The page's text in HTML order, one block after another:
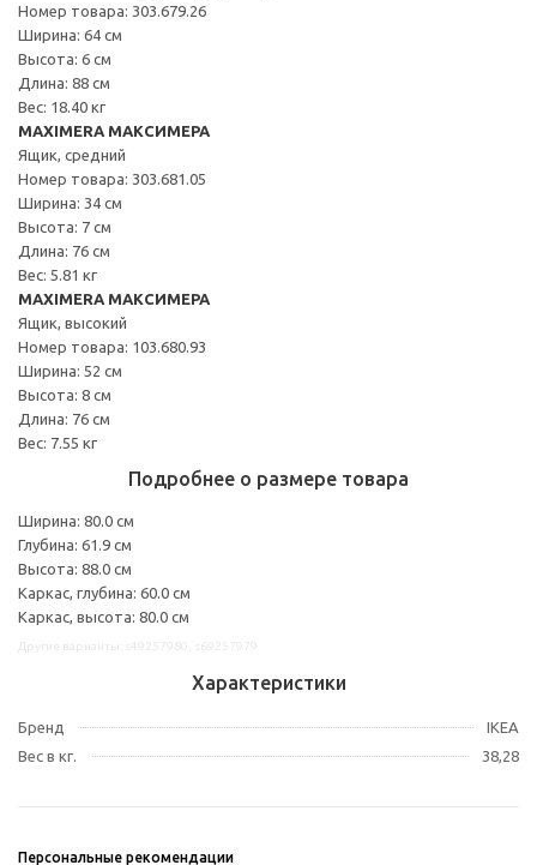
Номер товара: 303.679.26
Ширина: 64 см
Высота: 6 см
Длина: 88 см
Вес: 18.40 кг
MAXIMERA МАКСИМЕРА
Ящик, средний
Номер товара: 303.681.05
Ширина: 34 см
Высота: 7 см
Длина: 76 см
Вес: 5.81 кг
MAXIMERA МАКСИМЕРА
Ящик, высокий
Номер товара: 103.680.93
Ширина: 52 см
Высота: 8 см
Длина: 76 см
Вес: 7.55 кг
Подробнее о размере товара
Ширина: 80.0 см
Глубина: 61.9 см
Высота: 88.0 см
Каркас, глубина: 60.0 см
Каркас, высота: 80.0 см
Характеристики
Бренд
IKEA
Вес в кг.
38,28
Персональные рекомендации